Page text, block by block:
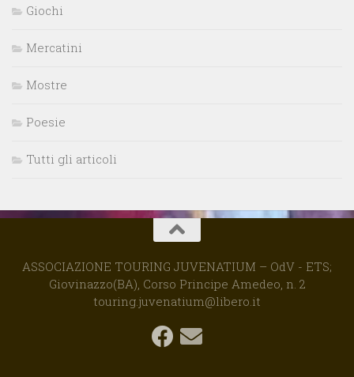
Giochi
Mercatini
Mostre
Poesie
Tutti gli articoli
ASSOCIAZIONE TOURING JUVENATIUM – OdV - ETS;
Giovinazzo(BA), Corso Principe Amedeo, n. 2
touring.juvenatium@libero.it